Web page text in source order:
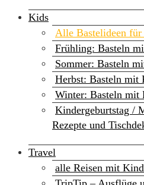
Kids
Alle Bastelideen
Frühling: Basteln
Sommer: Basteln
Herbst: Basteln mit
Winter: Basteln mit
Kindergeburtstag /
Rezepte und
Travel
alle Reisen mit